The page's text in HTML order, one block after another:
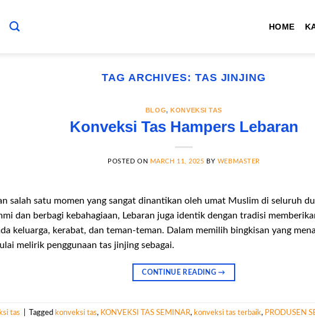
HOME
TAG ARCHIVES: TAS JINJING
BLOG,KONVEKSI TAS
Konveksi Tas Hampers Lebaran
POSTED ON MARCH 11, 2025 BY WEBMASTER
salah satu momen yang sangat dinantikan oleh umat Muslim di seluruh
dan berbagi kebahagiaan, Lebaran juga identik dengan tradisi
keluarga, kerabat, dan teman-teman. Dalam memilih bingkisan yang
melirik penggunaan tas jinjing sebagai.
CONTINUE READING→
tas Tagged konveksi tas, KONVEKSI TAS SEMINAR, konveksi tas terbaik, PRODUSEN